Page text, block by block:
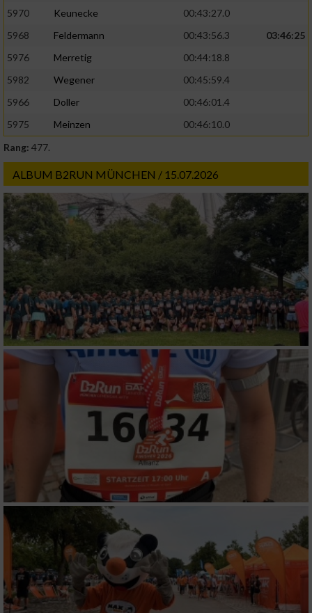
5970
Keunecke
00:43:27.0
5968
Feldermann 00:43:56.3
03:46:25
5976
Merretig
00:44:18.8
5982
Wegener
00:45:59.4
5966
Doller
00:46:01.4
5975
Meinzen
00:46:10.0
Rang: 477.
ALBUM B2RUN MÜNCHEN / 15.07.2026